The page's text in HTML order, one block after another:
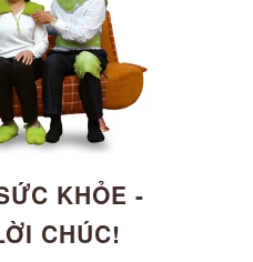
KHỎE -
CHÚC!